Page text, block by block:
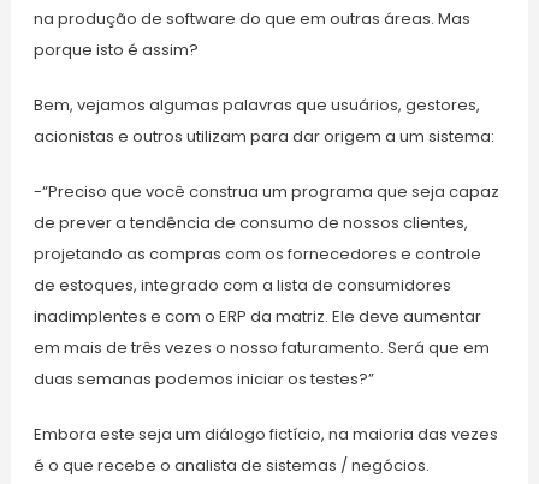
na produção de software do que em outras áreas. Mas
porque isto é assim?
Bem, vejamos algumas palavras que usuários, gestores,
acionistas e outros utilizam para dar origem a um sistema:
-“Preciso que você construa um programa que seja capaz
de prever a tendência de consumo de nossos clientes,
projetando as compras com os fornecedores e controle
de estoques, integrado com a lista de consumidores
inadimplentes e com o ERP da matriz. Ele deve aumentar
em mais de três vezes o nosso faturamento. Será que em
duas semanas podemos iniciar os testes?”
Embora este seja um diálogo fictício, na maioria das vezes
é o que recebe o analista de sistemas / negócios.